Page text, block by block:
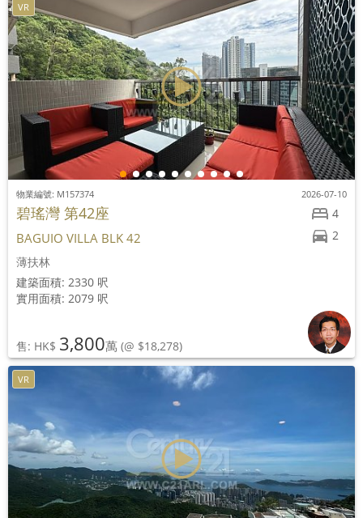
VR
4
2
物業編號: M157374 2026-07-10
碧瑤灣 第42座
BAGUIO VILLA BLK 42
薄扶林
建築面積: 2330 呎
實用面積: 2079 呎
售: HK$ 3,800萬 (@ $18,278)
VR